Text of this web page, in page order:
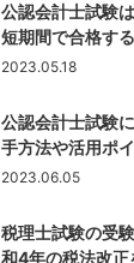
公認会計士試験
短期間で合格す
2023.05.18
公認会計士試験
手方法や活用ポ
2023.06.05
税理士試験の受
和4年の税法改正